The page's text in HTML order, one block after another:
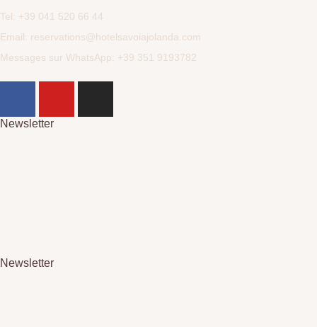
Tel: +39 041 520 66 44
Email: reservations@hotelsavoiajolanda.com
Messages sur WhatsApp: +39 351 9193782
Newsletter
Newsletter